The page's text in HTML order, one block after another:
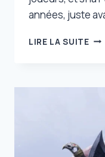
années, juste
LIRE LA SUITE